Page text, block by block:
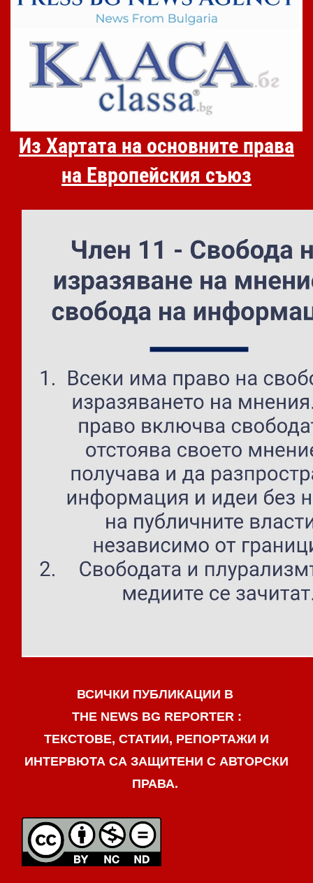
Из Хартата на основните права
на Европейския съюз
ВСИЧКИ ПУБЛИКАЦИИ В
THE NEWS BG REPORTER :
ТЕКСТОВЕ, СТАТИИ, РЕПОРТАЖИ И
ИНТЕРВЮТА СА ЗАЩИТЕНИ С АВТОРСКИ
ПРАВА.